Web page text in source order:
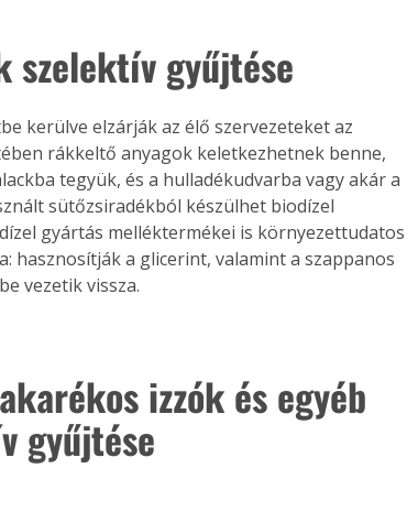
szelektív gyűjtése
kerülve elzárják az élő szervezeteket az
rákkeltő anyagok keletkezhetnek benne,
tegyük, és a hulladékudvarba vagy akár a
sütőzsiradékból készülhet biodízel
gyártás melléktermékei is környezettudatos
hasznosítják a glicerint, valamint a szappanos
vezetik vissza.
izzók és egyéb
gyűjtése